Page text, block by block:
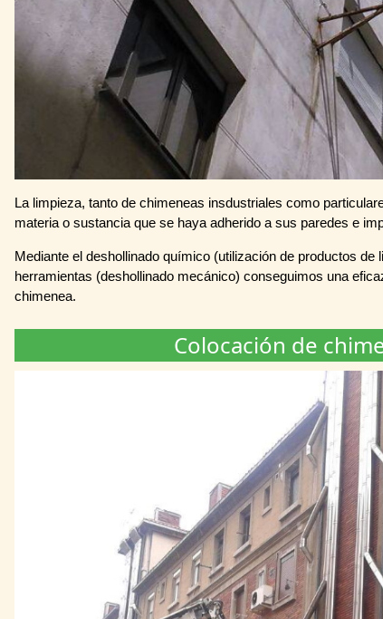
La limpieza, tanto de chimeneas insdustriales como
materia o sustancia que se haya adherido a sus paredes e
Mediante el deshollinado químico (utilización de productos de
herramientas (deshollinado mecánico) conseguimos una
chimenea.
Colocación de